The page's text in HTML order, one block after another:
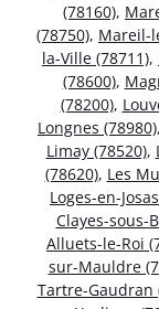
(78160),
(78750), Mareil-
la-Ville (78711),
(78600),
(78200),
Longnes (78980),
Limay (78520),
(78620), Les
Loges-en-
Clayes-sous-
Alluets-le-Roi
sur-Mauldre
Tartre-Gaudran